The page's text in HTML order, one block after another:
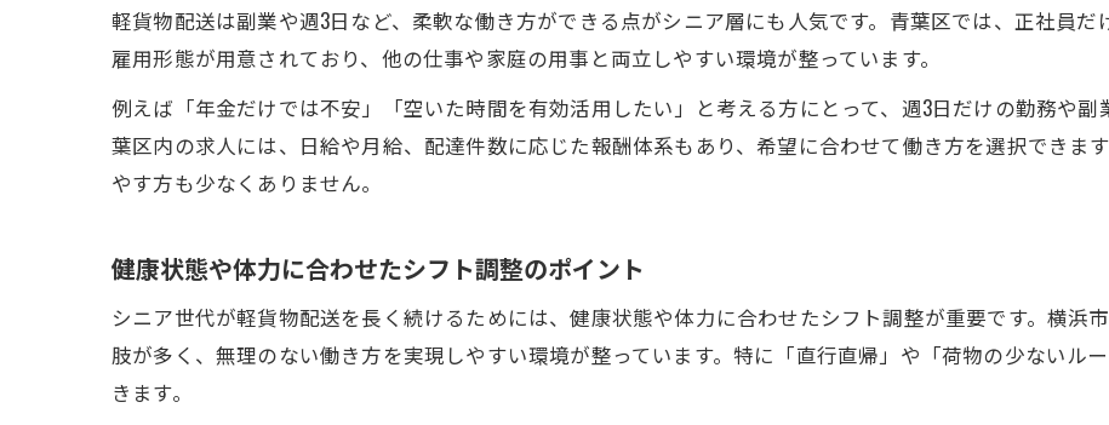
軽貨物配送は副業や週3日など、柔軟な働き方ができる点がシニア層にも人気です。青葉区では、正社員
雇用形態が用意されており、他の仕事や家庭の用事と両立しやすい環境が整っています。
例えば「年金だけでは不安」「空いた時間を有効活用したい」と考える方にとって、週3日だけの勤務や
葉区内の求人には、日給や月給、配達件数に応じた報酬体系もあり、希望に合わせて働き方を選択できま
やす方も少なくありません。
健康状態や体力に合わせたシフト調整のポイント
シニア世代が軽貨物配送を長く続けるためには、健康状態や体力に合わせたシフト調整が重要です。横浜
肢が多く、無理のない働き方を実現しやすい環境が整っています。特に「直行直帰」や「荷物の少ないル
きます。